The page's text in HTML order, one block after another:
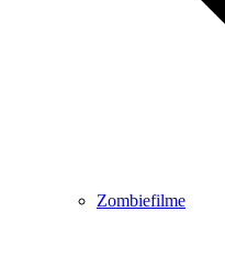
Zombiefilme